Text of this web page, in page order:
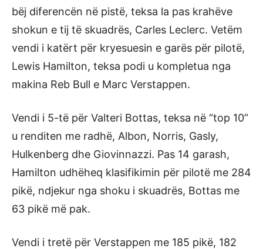
bëj diferencën në pistë, teksa la pas krahëve
shokun e tij të skuadrës, Carles Leclerc. Vetëm
vendi i katërt për kryesuesin e garës për pilotë,
Lewis Hamilton, teksa podi u kompletua nga
makina Reb Bull e Marc Verstappen.
Vendi i 5-të për Valteri Bottas, teksa në “top 10”
u renditen me radhë, Albon, Norris, Gasly,
Hulkenberg dhe Giovinnazzi. Pas 14 garash,
Hamilton udhëheq klasifikimin për pilotë me 284
pikë, ndjekur nga shoku i skuadrës, Bottas me
63 pikë më pak.
Vendi i tretë për Verstappen me 185 pikë, 182